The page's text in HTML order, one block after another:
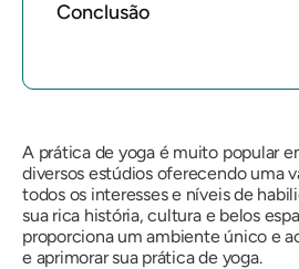
Conclusão
A prática de yoga é muito popular
diversos estúdios oferecendo uma
todos os interesses e níveis de
sua rica história, cultura e belos
proporciona um ambiente único e
e aprimorar sua prática de yoga.